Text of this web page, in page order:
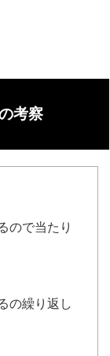
考察
ので当たり
の繰り返し